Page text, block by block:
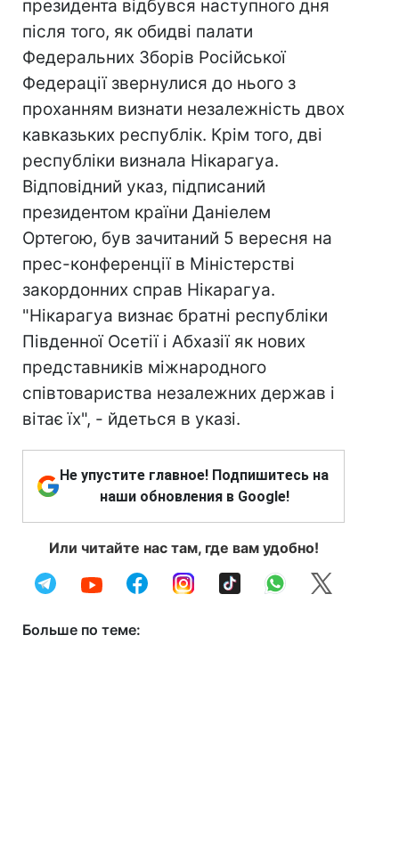
президента відбувся наступного дня
після того, як обидві палати
Федеральних Зборів Російської
Федерації звернулися до нього з
проханням визнати незалежність двох
кавказьких республік. Крім того, дві
республіки визнала Нікарагуа.
Відповідний указ, підписаний
президентом країни Даніелем
Ортегою, був зачитаний 5 вересня на
прес-конференції в Міністерстві
закордонних справ Нікарагуа.
"Нікарагуа визнає братні республіки
Південної Осетії і Абхазії як нових
представників міжнародного
співтовариства незалежних держав і
вітає їх", - йдеться в указі.
Не упустите главное! Подпишитесь на
наши обновления в Google!
Или читайте нас там, где вам удобно!
Больше по теме: